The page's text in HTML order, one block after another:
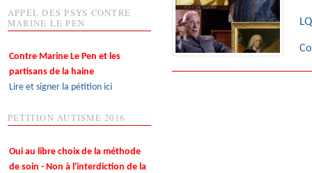
APPEL DES PSYS CONTRE
MARINE LE PEN
Contre Marine Le Pen et les
partisans de la haine
Lire et signer la pétition ici
PETITION AUTISME 2016
Oui au libre choix de la méthode
de soin - Non à l'interdiction de la